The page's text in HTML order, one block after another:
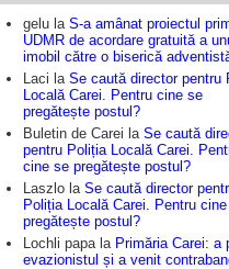
gelu la S-a amânat proiectul
UDMR de acordare gratuită a
imobil către o biserică
Laci la Se caută director pentru
Locală Carei. Pentru cine se
pregătește postul?
Buletin de Carei la Se caută
pentru Poliția Locală Carei.
cine se pregătește postul?
Laszlo la Se caută director
Poliția Locală Carei. Pentru
pregătește postul?
Lochli papala Primăria Carei: a
evazionistul și a venit